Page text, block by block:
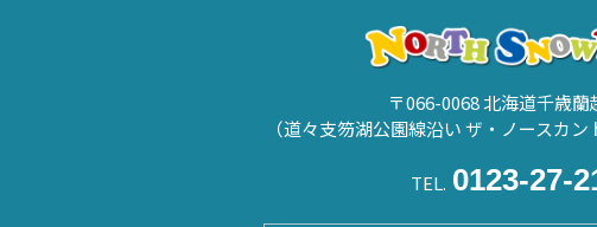
〒066-0068 北海道千歳蘭
（道々支笏湖公園線沿い ザ・ノースカン
TEL. 0123-27-